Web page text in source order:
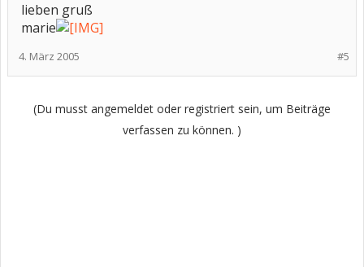
lieben gruß
marie
#5
4. März 2005
(Du musst angemeldet oder registriert sein, um Beiträge
verfassen zu können. )